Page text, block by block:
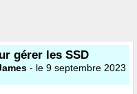
gérer les SSD
- le 9 septembre 2023